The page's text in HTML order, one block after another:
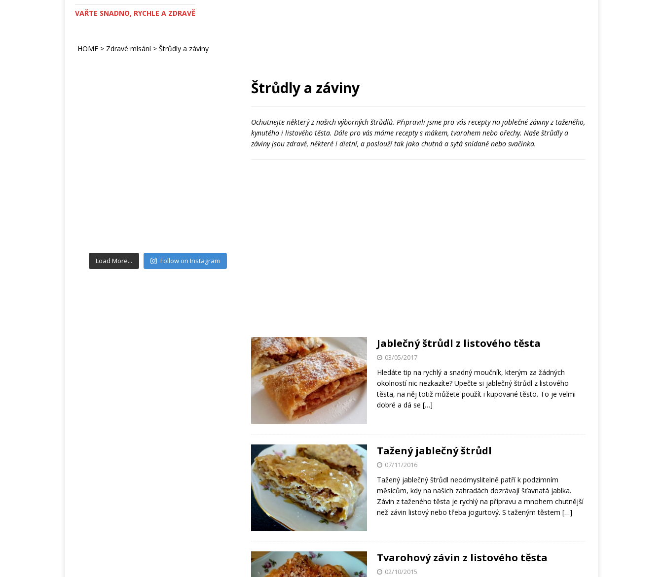
VAŘTE SNADNO, RYCHLE A ZDRAVĚ
HOME > Zdravé mlsání> Štrůdly a záviny
Štrůdly a záviny
Ochutnejte některý z našich výborných štrůdlů. Připravili jsme pro vás recepty na jablečné záviny z taženého,
kynutého i listového těsta. Dále pro vás máme recepty s mákem, tvarohem nebo ořechy. Naše štrůdly a
záviny jsou zdravé, některé i dietní, a poslouží tak jako chutná a sytá snídaně nebo svačinka.
Jablečný štrůdl z listového těsta
03/05/2017
Hledáte tip na rychlý a snadný moučník, kterým za žádných
okolností nic nezkazíte? Upečte si jablečný štrůdl z listového
těsta, na něj totiž můžete použít i kupované těsto. To je velmi
dobré a dá se […]
Tažený jablečný štrůdl
07/11/2016
Tažený jablečný štrůdl neodmyslitelně patří k podzimním
měsícům, kdy na našich zahradách dozrávají šťavnatá jablka.
Závin z taženého těsta je rychlý na přípravu a mnohem chutnější
než závin listový nebo třeba jogurtový. S taženým těstem […]
Tvarohový závin z listového těsta
02/10/2015
Load More... Follow on Instagram